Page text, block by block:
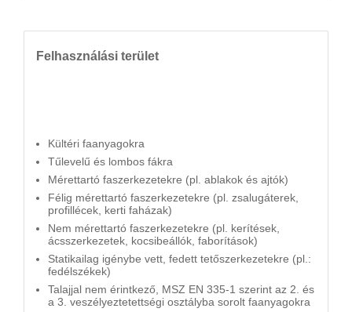
Felhasználási terület
Kültéri faanyagokra
Tűlevelű és lombos fákra
Mérettartó faszerkezetekre (pl. ablakok és ajtók)
Félig mérettartó faszerkezetekre (pl. zsalugáterek,
profillécek, kerti faházak)
Nem mérettartó faszerkezetekre (pl. kerítések,
ácsszerkezetek, kocsibeállók, faborítások)
Statikailag igénybe vett, fedett tetőszerkezetekre (pl.:
fedélszékek)
Talajjal nem érintkező, MSZ EN 335-1 szerint az 2. és
a 3. veszélyeztetettségi osztályba sorolt faanyagokra